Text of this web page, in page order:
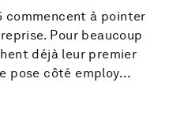
commencent à pointer
Pour beaucoup
déjà leur premier
pose côté employ...